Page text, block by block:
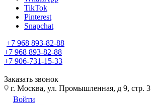
TikTok
Pinterest
Snapchat
+7 968 893-82-88
+7 968 893-82-88
+7 906-731-15-33
Заказать звонок
г. Москва, ул. Промышленная, д 9, стр. 3
Войти